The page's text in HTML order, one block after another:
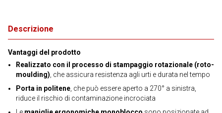
Descrizione
Vantaggi del prodotto
Realizzato con il processo di stampaggio rotazionale (roto-
moulding) , che assicura resistenza agli urti e durata nel tempo
Porta in politene , che può essere aperto a 270° a sinistra,
riduce il rischio di contaminazione incrociata